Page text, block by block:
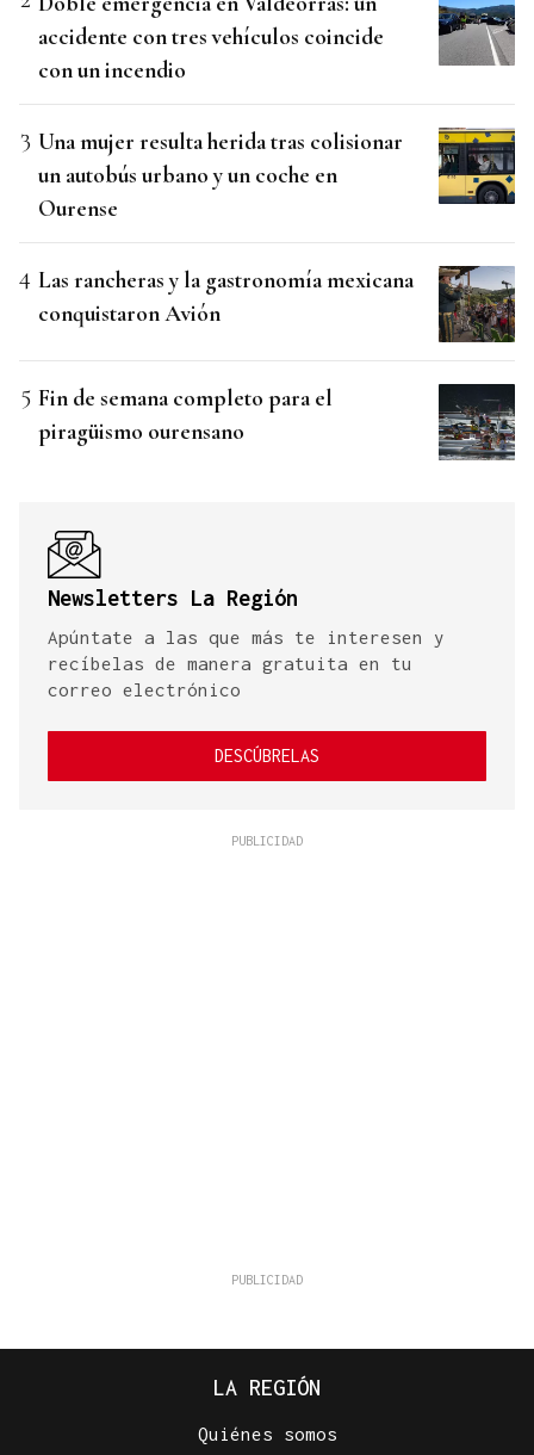
accidente con tres vehículos coincide
con un incendio
Una mujer resulta herida tras colisionar
un autobús urbano y un coche en
Ourense
Las rancheras y la gastronomía mexicana
conquistaron Avión
Fin de semana completo para el
piragüismo ourensano
Newsletters La Región
Apúntate a las que más te interesen y
recíbelas de manera gratuita en tu
correo electrónico
DESCÚBRELAS
LA REGIÓN
Quiénes somos